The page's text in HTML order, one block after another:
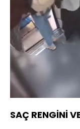
SAÇ RENGİNİ